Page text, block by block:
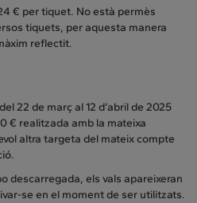
€ per tiquet. No està permès
tiquets, per aquesta manera
reflectit.
22 de març al 12 d’abril de 2025
€ realitzada amb la mateixa
altra targeta del mateix compte
descarregada, els vals apareixeran
se en el moment de ser utilitzats.